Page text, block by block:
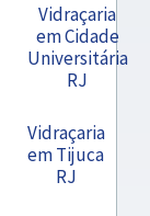
Vidraçaria
em Cidade
Universitária
RJ
Vidraçaria
em Tijuca
RJ